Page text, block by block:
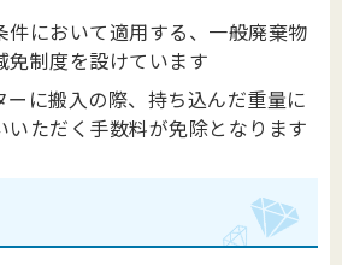
件において適用する、一般廃棄物
免制度を設けています
ーに搬入の際、持ち込んだ重量に
いただく手数料が免除となります